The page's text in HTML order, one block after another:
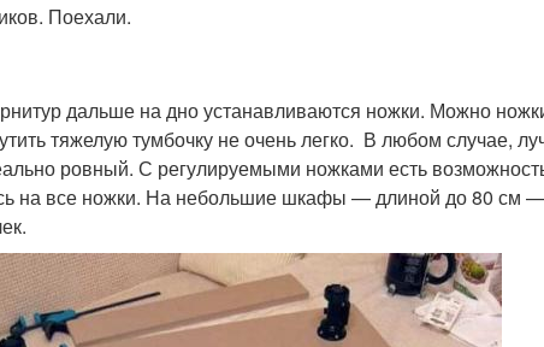
Поехали.
дальше на дно устанавливаются ножки. Можно
тяжелую тумбочку не очень легко. В любом случае,
ровный. С регулируемыми ножками есть
на все ножки. На небольшие шкафы — длиной до 80 см —